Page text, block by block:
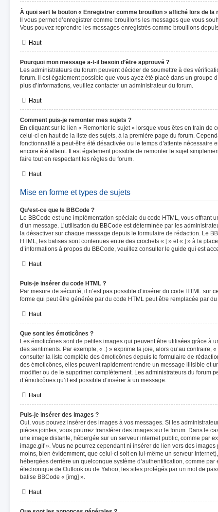
À quoi sert le bouton « Enregistrer comme brouillon » affiché lors de la
Il vous permet d’enregistrer comme brouillons les messages que vous
Vous pouvez reprendre les messages enregistrés comme brouillons
Haut
Pourquoi mon message a-t-il besoin d’être approuvé ?
Les administrateurs du forum peuvent décider de soumettre à des
forum. Il est également possible que vous ayez été placé dans un groupe
plus d’informations, veuillez contacter un administrateur du forum.
Haut
Comment puis-je remonter mes sujets ?
En cliquant sur le lien « Remonter le sujet » lorsque vous êtes en train de
celui-ci en haut de la liste des sujets, à la première page du forum.
fonctionnalité a peut-être été désactivée ou le temps d’attente nécessaire
encore été atteint. Il est également possible de remonter le sujet
faire tout en respectant les règles du forum.
Haut
Mise en forme et types de sujets
Qu’est-ce que le BBCode ?
Le BBCode est une implémentation spéciale du code HTML, vous offrant
d’un message. L’utilisation du BBCode est déterminée par les
la désactiver sur chaque message depuis le formulaire de rédaction. Le
HTML, les balises sont contenues entre des crochets « [ » et « ] » à la
d’informations à propos du BBCode, veuillez consulter le guide qui est
Haut
Puis-je insérer du code HTML ?
Par mesure de sécurité, il n’est pas possible d’insérer du code HTML sur
forme qui peut être générée par du code HTML peut être remplacée par
Haut
Que sont les émoticônes ?
Les émoticônes sont de petites images qui peuvent être utilisées grâce à
des sentiments. Par exemple, « :) » exprime la joie, alors qu’au contraire,
consulter la liste complète des émoticônes depuis le formulaire de
des émoticônes, elles peuvent rapidement rendre un message illisible et
modifier ou de le supprimer complètement. Les administrateurs du forum
d’émoticônes qu’il est possible d’insérer à un message.
Haut
Puis-je insérer des images ?
Oui, vous pouvez insérer des images à vos messages. Si les
pièces jointes, vous pourrez transférer des images sur le forum. Dans le
une image distante, hébergée sur un serveur internet public, comme par
image.gif ». Vous ne pourrez cependant ni insérer de lien vers des
moins, bien évidemment, que celui-ci soit en lui-même un serveur
hébergées derrière un quelconque système d’authentification, comme
électronique de Outlook ou de Yahoo, les sites protégés par un mot de
balise BBCode « [img] ».
Haut